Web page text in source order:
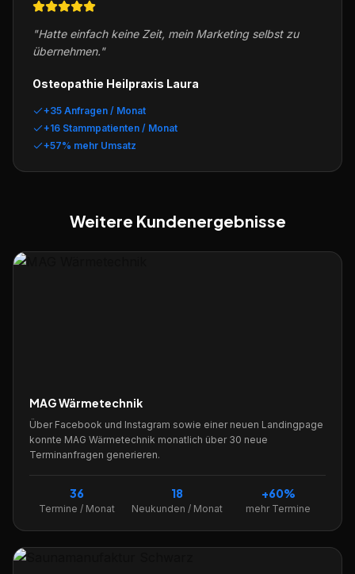
"Hatte einfach keine Zeit, mein Marketing selbst zu
übernehmen."
Osteopathie Heilpraxis Laura
+35 Anfragen / Monat
+16 Stammpatienten / Monat
+57% mehr Umsatz
Weitere Kundenergebnisse
MAG Wärmetechnik
Über Facebook und Instagram sowie einer neuen Landingpage
konnte MAG Wärmetechnik monatlich über 30 neue
Terminanfragen generieren.
36
Termine / Monat
18
Neukunden / Monat
+60%
mehr Termine